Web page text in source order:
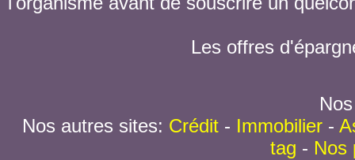
Les offres
Nos autres sites: Crédit- Immobilier-
tag - Nos